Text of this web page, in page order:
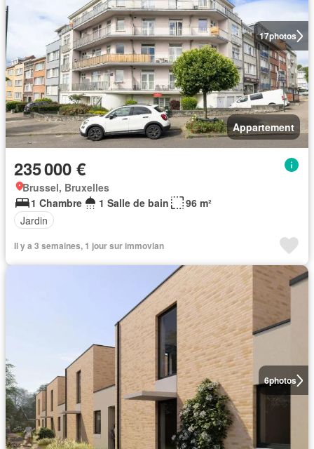
17photos
Appartement
235 000 €
Brussel, Bruxelles
1 Chambre
1 Salle de bain
96 m²
Jardin
Il y a 3 semaines, 1 jour sur immovlan
6photos